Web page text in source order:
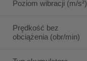
Poziom wibracji (m/s²)
Prędkość bez
obciążenia (obr/min)